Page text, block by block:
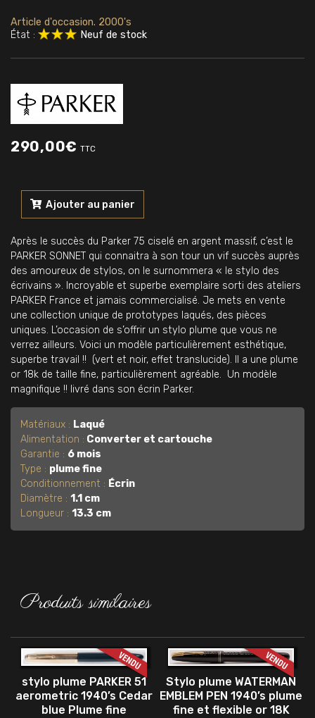
Article d'occasion. 2000's
État :
Neuf de stock
290,00€ TTC
MAGNIFIQUE
PARKER
SONNET
LAQUE
Neuf
1990's
Ajouter au panier
Après le succès du Parker 75 ciselé en argent massif, c’est le
PARKER SONNET qui connaitra à son tour un vif succès auprès
des amoureux de stylos, on le surnommera « le stylo des
écrivains ». Incroyable et superbe exemplaire sorti des ateliers
PARKER France et jamais commercialisé. Je mets en vente
une collection unique de prototypes laqués, des pièces
uniques. L’occasion de s’offrir un stylo plume que vous ne
verrez ailleurs. Voici un modèle particulièrement esthétique,
superbe travail !! (vert et noir, effet translucide). Il a une plume
or 18k de taille fine, particulièrement agréable. Un modèle
magnifique !! livré dans son écrin Parker.
Matériaux : Laqué
Alimentation : Converter et cartouche
Garantie : 6 mois
Type : plume fine
Conditionnement : Écrin
Diamètre :1.1 cm
Longueur :13.3 cm
Produits similaires
stylo plume PARKER 51
aerometric 1940’s Cedar
blue Plume fine
Stylo plume WATERMAN
EMBLEM PEN 1940’s plume
fine et flexible or 18K